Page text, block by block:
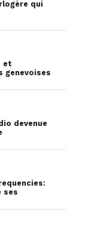
qui
et
genevoises
devenue
ses